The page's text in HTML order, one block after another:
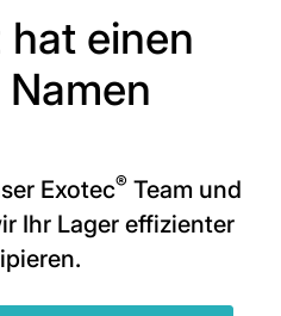
einen
Exotec® Team und
Ihr Lager effizienter